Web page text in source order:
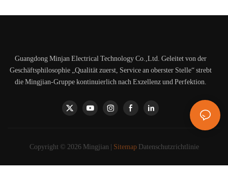
Guangdong Minjan Electrical Technology Co.,Ltd. Geleitet von der
Geschäftsphilosophie „Qualität zuerst, Service an oberster Stelle“ strebt
die Mingjian-Gruppe kontinuierlich nach Exzellenz und Perfektion.
Copyright © 2026 Mingjian | Sitemap Datenschutzrichtlinie